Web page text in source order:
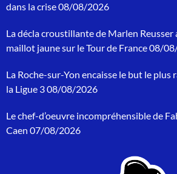
c
h
o
:
dans la crise08/08/2026
La décla croustillante de Marlen Reusser
maillot jaune sur le Tour de France08/
La Roche-sur-Yon encaisse le but le plus
la Ligue 308/08/2026
Le chef-d’oeuvre incompréhensible de
Caen 07/08/2026